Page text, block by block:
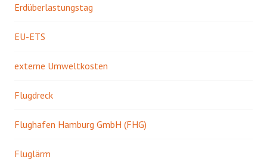
Erdüberlastungstag
EU-ETS
externe Umweltkosten
Flugdreck
Flughafen Hamburg GmbH (FHG)
Fluglärm